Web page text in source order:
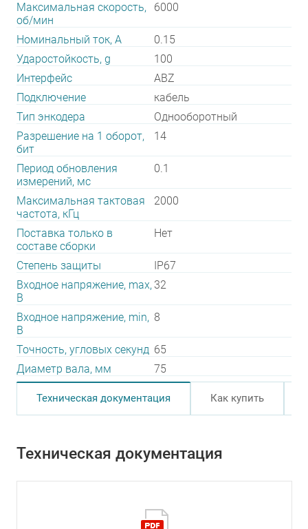
Максимальная скорость,
об/мин
6000
Номинальный ток, А
0.15
Ударостойкость, g
100
Интерфейс
ABZ
Подключение
кабель
Тип энкодера
Однооборотный
Разрешение на 1 оборот,
бит
14
Период обновления
измерений, мс
0.1
Максимальная тактовая
частота, кГц
2000
Поставка только в
составе сборки
Нет
Степень защиты
IP67
Входное напряжение, max,
В
32
Входное напряжение, min,
В
8
Точность, угловых секунд 65
Диаметр вала, мм
75
Техническая документация Как купить
Техническая документация